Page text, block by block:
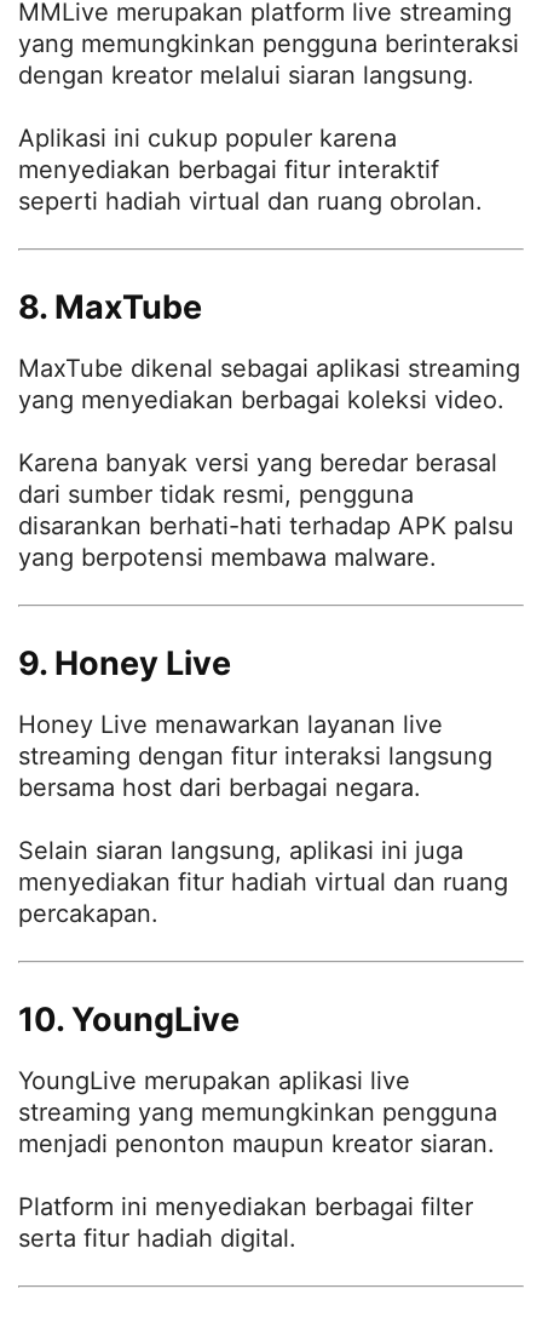
MMLive merupakan platform live streaming
yang memungkinkan pengguna berinteraksi
dengan kreator melalui siaran langsung.
Aplikasi ini cukup populer karena
menyediakan berbagai fitur interaktif
seperti hadiah virtual dan ruang obrolan.
8. MaxTube
MaxTube dikenal sebagai aplikasi streaming
yang menyediakan berbagai koleksi video.
Karena banyak versi yang beredar berasal
dari sumber tidak resmi, pengguna
disarankan berhati-hati terhadap APK palsu
yang berpotensi membawa malware.
9. Honey Live
Honey Live menawarkan layanan live
streaming dengan fitur interaksi langsung
bersama host dari berbagai negara.
Selain siaran langsung, aplikasi ini juga
menyediakan fitur hadiah virtual dan ruang
percakapan.
10. YoungLive
YoungLive merupakan aplikasi live
streaming yang memungkinkan pengguna
menjadi penonton maupun kreator siaran.
Platform ini menyediakan berbagai filter
serta fitur hadiah digital.